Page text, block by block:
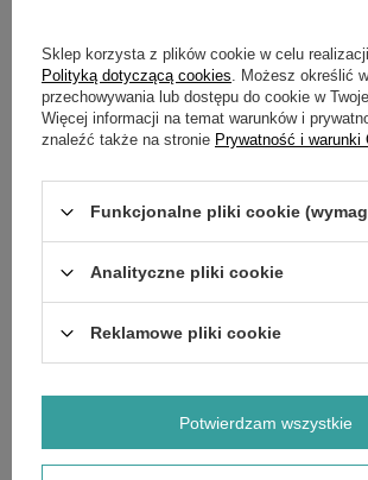
Zamówienia
Status zamówienia
Śledzenie przesyłki
Chcę zareklamować produkt
Chcę wymienić towar
Sklep korzysta z plików cookie w celu
Polityką dotyczącą cookies . Możesz określić
przechowywania lub dostępu do cookie w
Więcej informacji na temat warunków i
znaleźć także na stronie Prywatność i warunki
Funkcjonalne pliki cookie
Analityczne pliki cookie
Reklamowe pliki cookie
Potwierdzam wszystkie